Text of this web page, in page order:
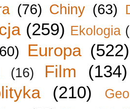
(76) Chiny (63)
(259) Ekologia
Europa (522)
(16) Film
(134)
(210)